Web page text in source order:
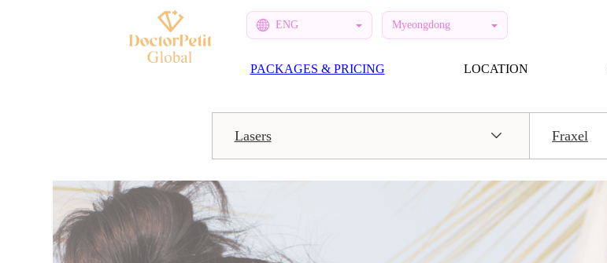
ENG Myeongdong
PACKAGES & PRICING LOCATION
Lasers Fraxel